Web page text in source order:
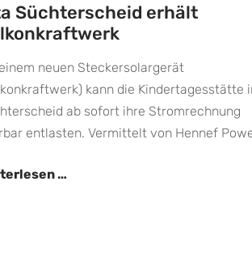
Süchterscheid erhält
neuen Steckersolargerät
kann die Kindertagesstätte
ab sofort ihre Stromrechnung
entlasten. Vermittelt von Hennef
…Kita